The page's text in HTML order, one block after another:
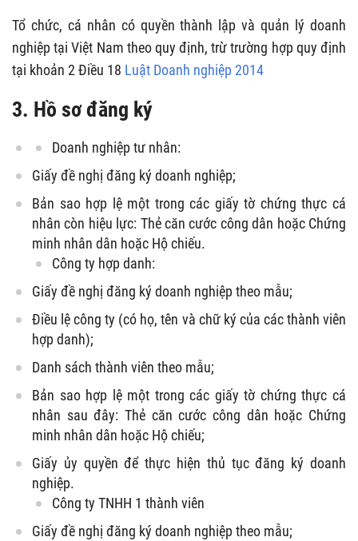
Tổ chức, cá nhân có quyền thành lập và quản lý doanh
nghiệp tại Việt Nam theo quy định, trừ trường hợp quy định
tại khoản 2 Điều 18 Luật Doanh nghiệp 2014
3. Hồ sơ đăng ký
Doanh nghiệp tư nhân:
Giấy đề nghị đăng ký doanh nghiệp;
Bản sao hợp lệ một trong các giấy tờ chứng thực cá
nhân còn hiệu lực: Thẻ căn cước công dân hoặc Chứng
minh nhân dân hoặc Hộ chiếu.
Công ty hợp danh:
Giấy đề nghị đăng ký doanh nghiệp theo mẫu;
Điều lệ công ty (có họ, tên và chữ ký của các thành viên
hợp danh);
Danh sách thành viên theo mẫu;
Bản sao hợp lệ một trong các giấy tờ chứng thực cá
nhân sau đây: Thẻ căn cước công dân hoặc Chứng
minh nhân dân hoặc Hộ chiếu;
Giấy ủy quyền để thực hiện thủ tục đăng ký doanh
nghiệp.
Công ty TNHH 1 thành viên
Giấy đề nghị đăng ký doanh nghiệp theo mẫu;